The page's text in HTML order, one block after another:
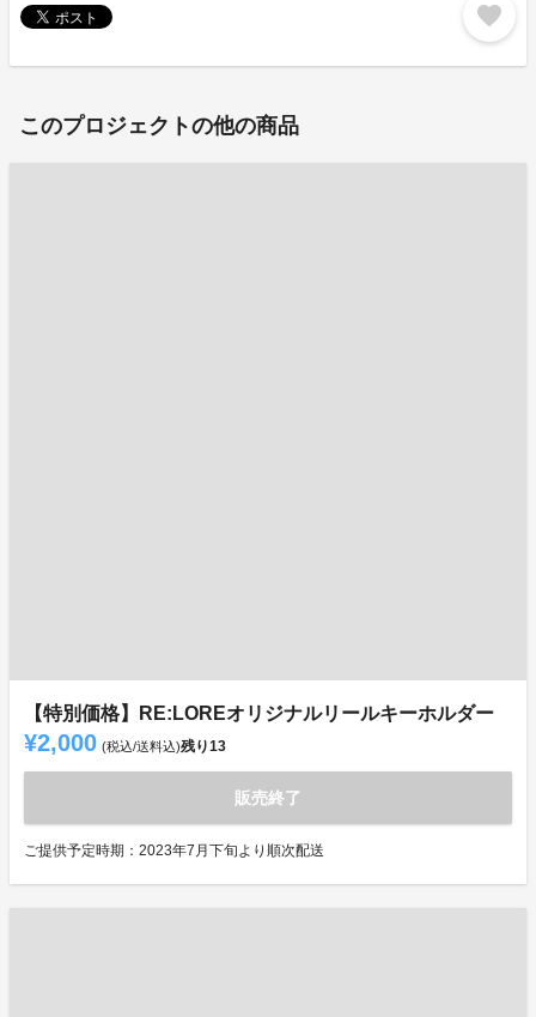
favorite
このプロジェクトの他の商品
【特別価格】RE:LOREオリジナルリールキーホルダー
¥2,000 (税込/送料込)残り13
販売終了
ご提供予定時期：2023年7月下旬より順次配送